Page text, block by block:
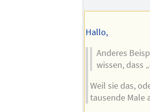
Hallo,
Anderes
wissen, dass
Weil sie das,
tausende Male